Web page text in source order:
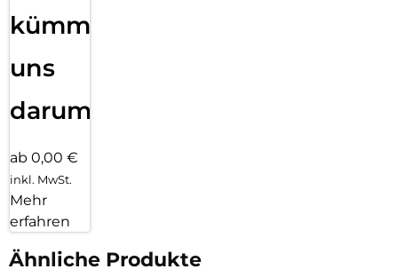
kümmern
uns
darum!
ab 0,00 €
inkl. MwSt.
Mehr
erfahren
Ähnliche Produkte